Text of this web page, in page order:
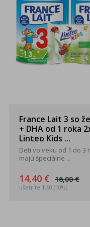
Rukavice
Okuliare a štíty
Dezinfekčné prípravky
Tick
Trávenie, vylučovanie a
intímna hygiena
Tip na darček
France Lait 3 so
+ DHA od 1 roka
Linteo Kids ...
Deti vo veku od 1 do 3
majú špeciálne ...
14,40 € 16,00 €
ušetríte 1,60 (10%)